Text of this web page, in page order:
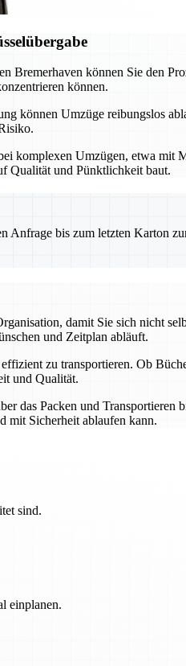
können Sie den
können.
können Umzüge reibungslos
komplexen Umzügen, etwa mit
Qualität und Pünktlichkeit baut.
Anfrage bis zum letzten Karton
damit Sie sich nicht
und Zeitplan abläuft.
zu transportieren. Ob
und Qualität.
das Packen und Transportieren
mit Sicherheit ablaufen kann.
sind.
einplanen.